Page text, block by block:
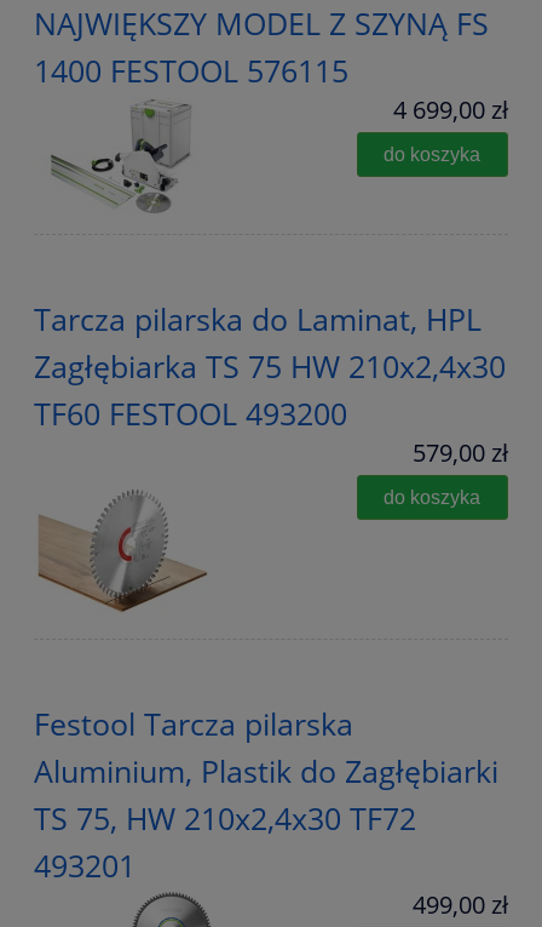
NAJWIĘKSZY MODEL Z SZYNĄ FS
1400 FESTOOL 576115
4 699,00 zł
do koszyka
Tarcza pilarska do Laminat, HPL
Zagłębiarka TS 75 HW 210x2,4x30
TF60 FESTOOL 493200
579,00 zł
do koszyka
Festool Tarcza pilarska
Aluminium, Plastik do Zagłębiarki
TS 75, HW 210x2,4x30 TF72
493201
499,00 zł